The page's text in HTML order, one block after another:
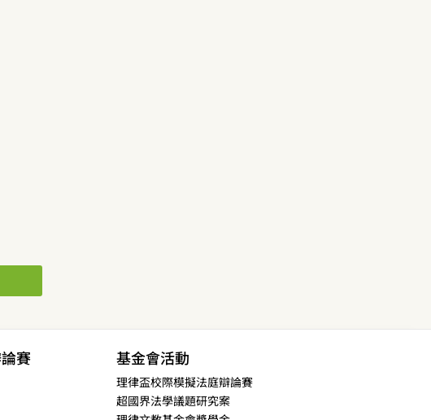
賽 基金會活動
理律盃校際模擬法庭辯論賽
超國界法學議題研究案